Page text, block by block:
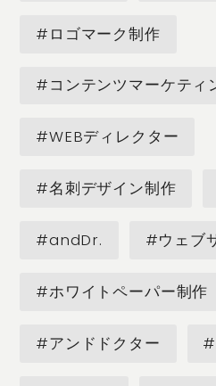
#ロゴマーク制作
#コンテンツマーケティ
#WEBディレクター
#名刺デザイン制作
#andDr. #ウェブ
#ホワイトペーパー制作
#アンドドクター